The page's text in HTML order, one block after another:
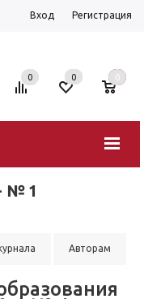
Вход Регистрация
0 0 0
№ 1
Авторам